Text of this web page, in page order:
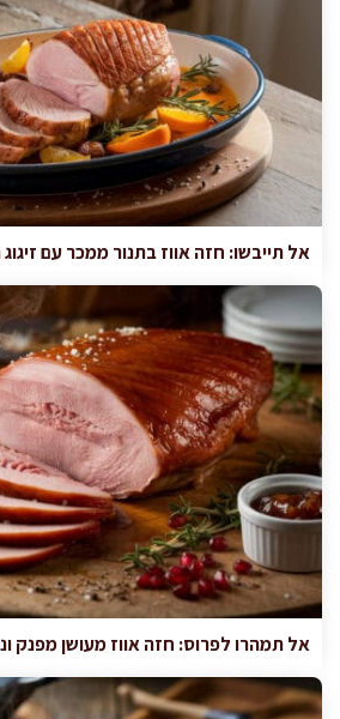
אל תייבשו: חזה אווז בתנור ממכר עם זיגוג
אל תמהרו לפרוס: חזה אווז מעושן מפנק